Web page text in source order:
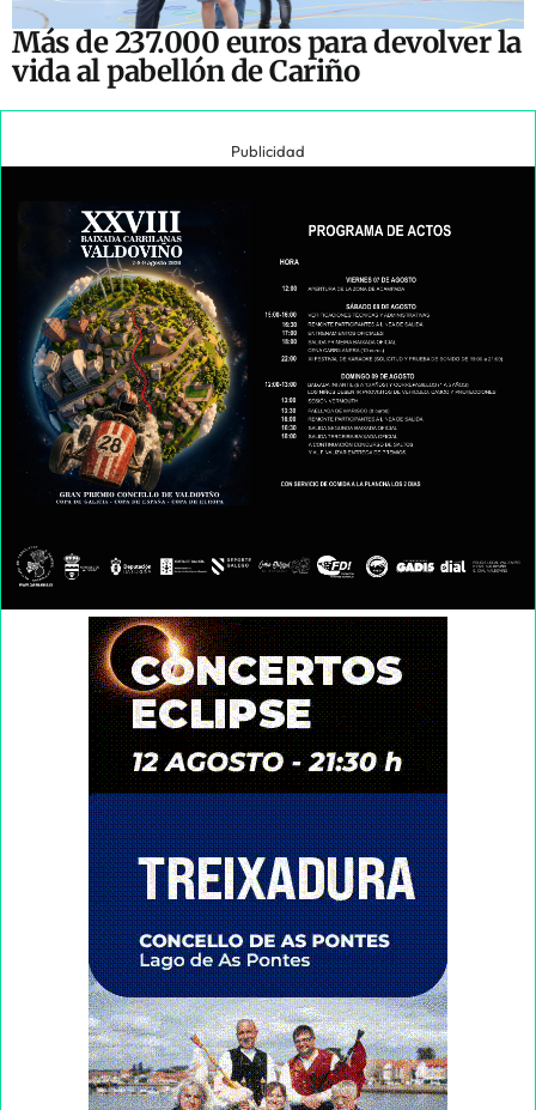
Más de 237.000 euros para devolver la
vida al pabellón de Cariño
Publicidad